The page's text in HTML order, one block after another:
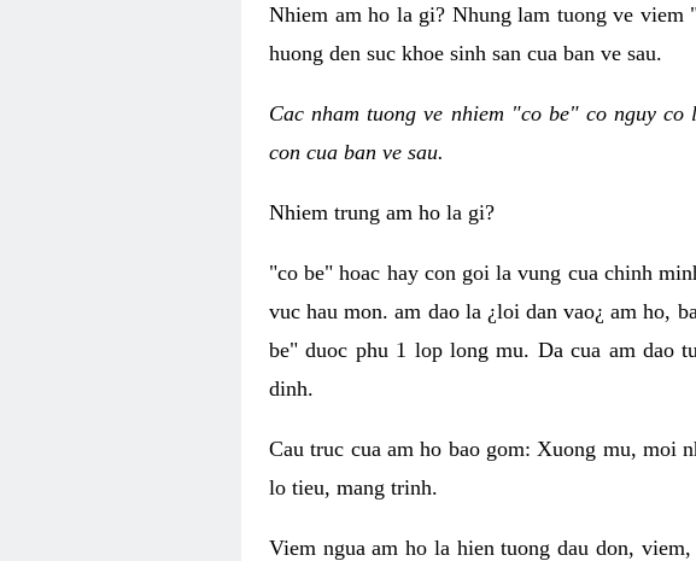
Nhiem am ho la gi? Nhung lam tuong ve viem
huong den suc khoe sinh san cua ban ve sau.
Cac nham tuong ve nhiem "co be" co nguy
con cua ban ve sau.
Nhiem trung am ho la gi?
"co be" hoac hay con goi la vung cua chinh
vuc hau mon. am dao la ¿loi dan vao¿ am ho,
be" duoc phu 1 lop long mu. Da cua am dao
dinh.
Cau truc cua am ho bao gom: Xuong mu, moi
lo tieu, mang trinh.
Viem ngua am ho la hien tuong dau don,